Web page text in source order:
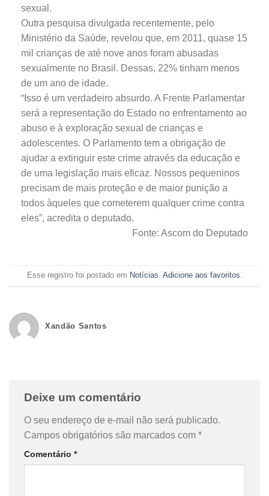
sexual.
Outra pesquisa divulgada recentemente, pelo
Ministério da Saúde, revelou que, em 2011, quase 15
mil crianças de até nove anos foram abusadas
sexualmente no Brasil. Dessas, 22% tinham menos
de um ano de idade.
“Isso é um verdadeiro absurdo. A Frente Parlamentar
será a representação do Estado no enfrentamento ao
abuso e à exploração sexual de crianças e
adolescentes. O Parlamento tem a obrigação de
ajudar a extinguir este crime através da educação e
de uma legislação mais eficaz. Nossos pequeninos
precisam de mais proteção e de maior punição a
todos àqueles que cometerem qualquer crime contra
eles”, acredita o deputado.
Fonte: Ascom do Deputado
Esse registro foi postado em Notícias. Adicione aos favoritos.
Xandão Santos
Deixe um comentário
O seu endereço de e-mail não será publicado.
Campos obrigatórios são marcados com *
Comentário *